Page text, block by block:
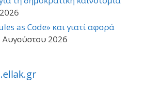
as Code» και γιατί αφορά
Αυγούστου 2026